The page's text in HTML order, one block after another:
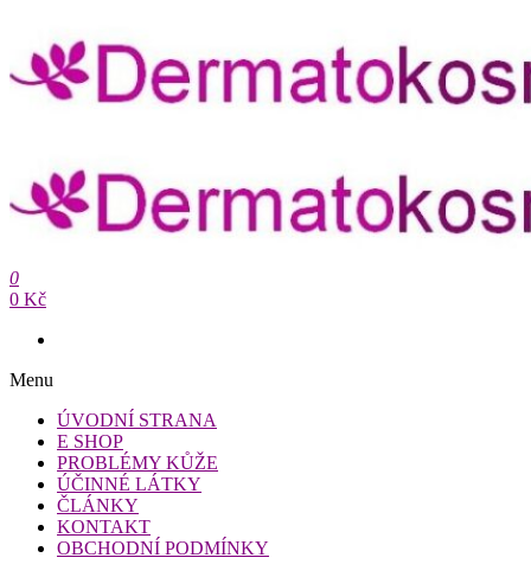
obsah
Dermatokosmetika.cz
Dermatokosmetika.cz
0
0 Kč
Menu
ÚVODNÍ STRANA
E SHOP
PROBLÉMY KŮŽE
ÚČINNÉ LÁTKY
ČLÁNKY
KONTAKT
OBCHODNÍ PODMÍNKY